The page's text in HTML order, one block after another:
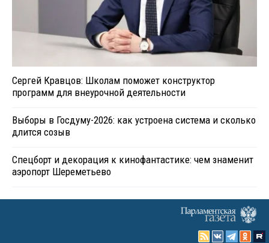
Сергей Кравцов: Школам поможет конструктор
программ для внеурочной деятельности
Выборы в Госдуму-2026: как устроена система и сколько
длится созыв
Спецборт и декорация к кинофантастике: чем знаменит
аэропорт Шереметьево